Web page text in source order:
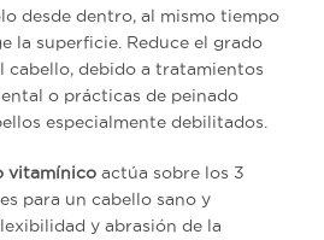
desde dentro, al mismo tiempo
la superficie. Reduce el grado
cabello, debido a tratamientos
o prácticas de peinado
especialmente debilitados.
vitamínico actúa sobre los 3
para un cabello sano y
y abrasión de la